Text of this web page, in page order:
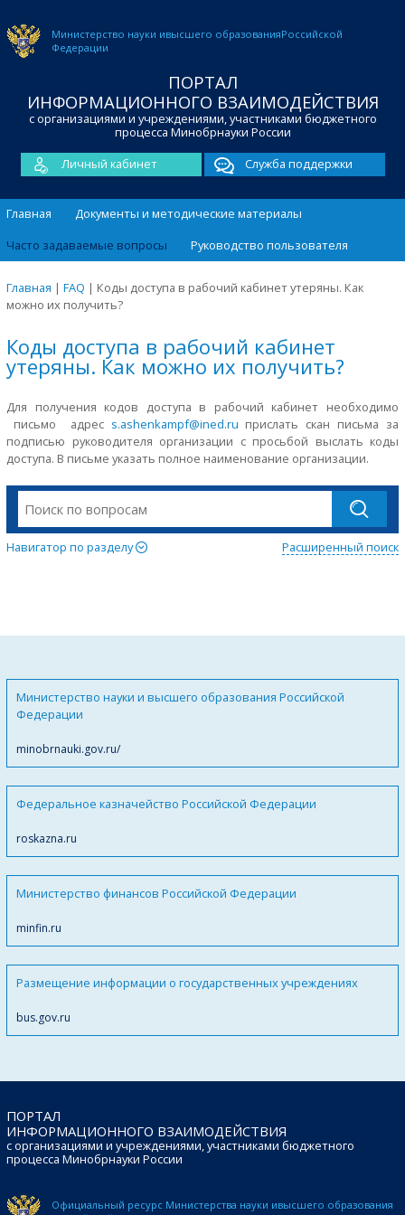
Министерство науки ивысшего образованияРоссийской
Федерации
ПОРТАЛ
ИНФОРМАЦИОННОГО ВЗАИМОДЕЙСТВИЯ
с организациями и учреждениями, участниками бюджетного
процесса Минобрнауки России
Личный кабинет
Служба поддержки
Главная
Документы и методические материалы
Часто задаваемые вопросы
Руководство пользователя
Главная | FAQ | Коды доступа в рабочий кабинет утеряны. Как
можно их получить?
Коды доступа в рабочий кабинет
утеряны. Как можно их получить?
Для получения кодов доступа в рабочий кабинет необходимо
письмо адрес s.ashenkampf@ined.ru прислать скан письма за
подписью руководителя организации с просьбой выслать коды
доступа. В письме указать полное наименование организации.
Навигатор по разделу Расширенный поиск
Министерство науки и высшего образования Российской
Федерации
minobrnauki.gov.ru/
Федеральное казначейство Российской Федерации
roskazna.ru
Министерство финансов Российской Федерации
minfin.ru
Размещение информации о государственных учреждениях
bus.gov.ru
ПОРТАЛ
ИНФОРМАЦИОННОГО ВЗАИМОДЕЙСТВИЯ
с организациями и учреждениями, участниками бюджетного
процесса Минобрнауки России
Официальный ресурс Министерства науки ивысшего образования